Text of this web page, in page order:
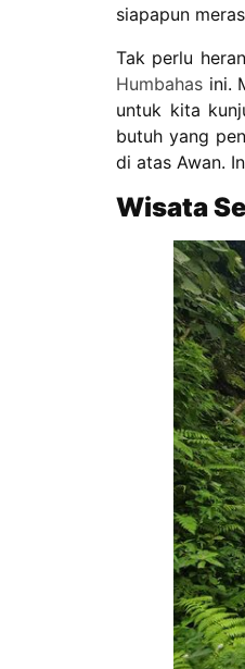
siapapun
Tak perlu
Humbahas ini.
untuk kita
butuh yang
di atas Awan.
Wisata